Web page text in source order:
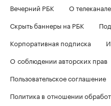
Вечерний РБК
О телеканале
Скрыть баннеры на РБК
Корпоративная подписка
О соблюдении авторских прав
Пользовательское соглашение
Политика в отношении